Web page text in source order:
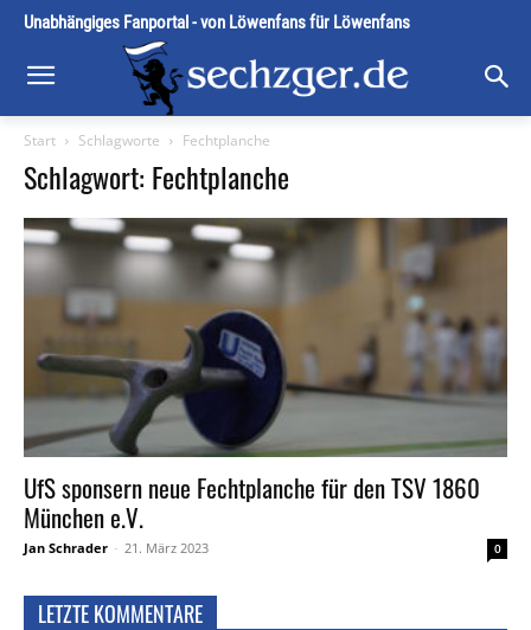
Unabhängiges Fanportal - von Löwenfans für Löwenfans
Start Schlagworte Fechtplanche
Schlagwort: Fechtplanche
UfS sponsern neue Fechtplanche für den TSV 1860
München e.V.
Jan Schrader - 21. März 2023 0
LETZTE KOMMENTARE